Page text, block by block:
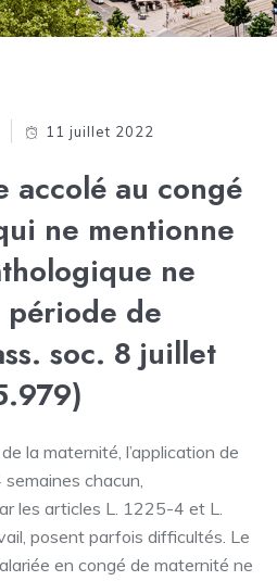
11 juillet 2022
accolé au congé
ne mentionne
ne
de
soc. 8 juillet
la maternité, l’application de
chacun,
les articles L. 1225-4 et L.
posent parfois difficultés. Le
en congé de maternité ne